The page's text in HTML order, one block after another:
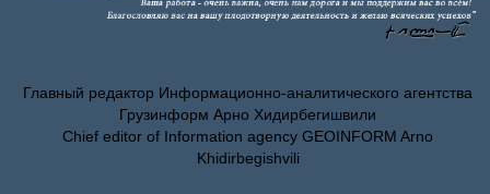
Главный редактор Информационно-аналитического агентства
Грузинформ Арно Хидирбегишвили
Chief editor of Information agency GEOINFORM Arno
Khidirbegishvili